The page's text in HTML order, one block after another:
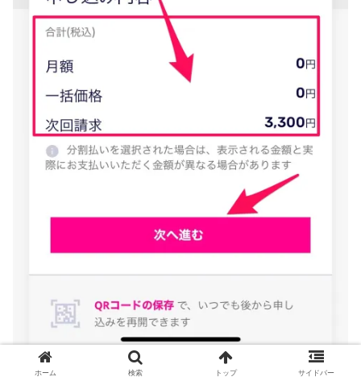
ホーム 検索 トップ サイドバー